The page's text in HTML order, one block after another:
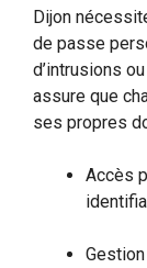
Dijon
de passe
d’intrusions
assure que
ses propres
Accès